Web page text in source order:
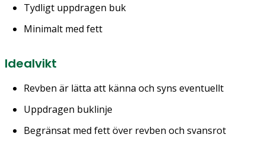
Tydligt uppdragen buk
Minimalt med fett
Idealvikt
Revben är lätta att känna och syns eventuellt
Uppdragen buklinje
Begränsat med fett över revben och svansrot